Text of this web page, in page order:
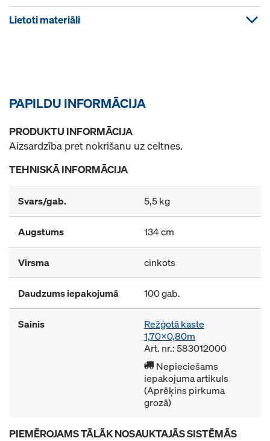
Lietoti materiāli
PAPILDU INFORMĀCIJA
PRODUKTU INFORMĀCIJA
Aizsardzība pret nokrišanu uz celtnes.
TEHNISKĀ INFORMĀCIJA
Svars/gab. 5,5 kg
Augstums 134 cm
Virsma cinkots
Daudzums iepakojumā 100 gab.
Sainis
Režģotā kaste
1,70x0,80m
Art. nr.: 583012000
Nepieciešams
iepakojuma artikuls
(Aprēķins pirkuma
grozā)
PIEMĒROJAMS TĀLĀK NOSAUKTAJĀS SISTĒMĀS